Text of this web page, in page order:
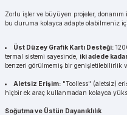
Zorlu işler ve büyüyen projeler, donanım
bu duruma kolayca adapte olabilmeniz
Üst Düzey Grafik Kartı Desteği:
termal sistemi sayesinde, iki adede
benzeri görülmemiş bir genişletilebilirlik
Aletsiz Erişim: "Toolless" (aletsiz)
hiçbir ek araç kullanmadan kolayca
Soğutma ve Üstün Dayanıklılık